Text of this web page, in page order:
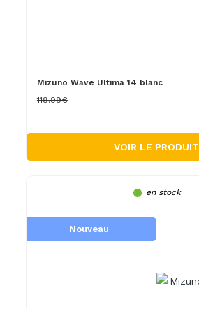
Mizuno Wave Ultima 14 blanc
119.99€
VOIR LE PRODUIT
en stock
Nouveau